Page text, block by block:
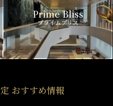
Prime Bliss
プライムブリス
おすすめ情報